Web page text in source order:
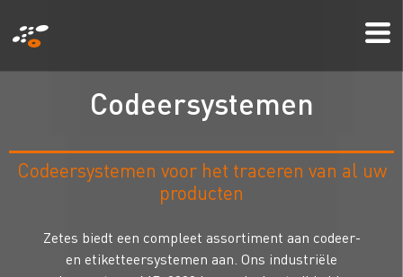
en
naar
gaan
Codeersystemen
Codeersystemen voor het traceren van al uw
producten
Zetes biedt een compleet assortiment aan codeer-
en etiketteersystemen aan. Ons industriële